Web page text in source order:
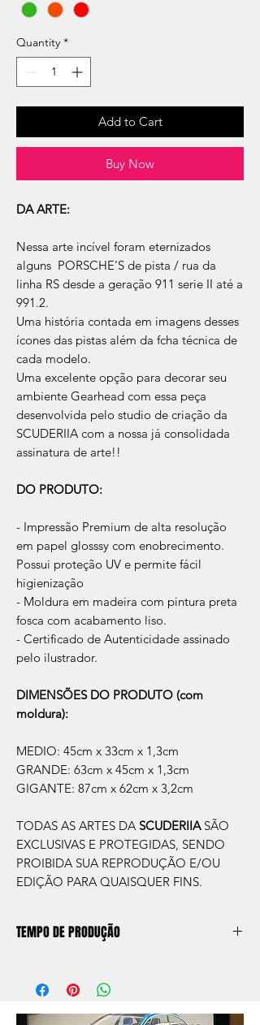
Quantity *
Add to Cart
Buy Now
DA ARTE:
Nessa arte incível foram eternizados
alguns PORSCHE’S de pista / rua da
linha RS desde a geração 911 serie II até a
991.2.
Uma história contada em imagens desses
ícones das pistas além da fcha técnica de
cada modelo.
Uma excelente opção para decorar seu
ambiente Gearhead com essa peça
desenvolvida pelo studio de criação da
SCUDERIIA com a nossa já consolidada
assinatura de arte!!
DO PRODUTO:
- Impressão Premium de alta resolução
em papel glosssy com enobrecimento.
Possui proteção UV e permite fácil
higienização
- Moldura em madeira com pintura preta
fosca com acabamento liso.
- Certificado de Autenticidade assinado
pelo ilustrador.
DIMENSÕES DO PRODUTO (com
moldura):
MEDIO: 45cm x 33cm x 1,3cm
GRANDE: 63cm x 45cm x 1,3cm
GIGANTE: 87cm x 62cm x 3,2cm
TODAS AS ARTES DA SCUDERIIA SÃO
EXCLUSIVAS E PROTEGIDAS, SENDO
PROIBIDA SUA REPRODUÇÃO E/OU
EDIÇÃO PARA QUAISQUER FINS.
TEMPO DE PRODUÇÃO
aprox. 5 dias úteis, após a confirmação de
compra.
Após a produçao, seguimos com o envio